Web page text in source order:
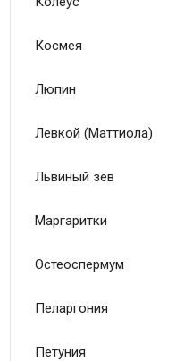
Космея
Люпин
Левкой (Маттиола)
Львиный зев
Маргаритки
Остеоспермум
Пеларгония
Петуния